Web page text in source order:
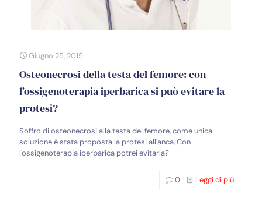
Giugno 25, 2015
Osteonecrosi della testa del femore: con
l’ossigenoterapia iperbarica si può evitare la
protesi?
Soffro di osteonecrosi alla testa del femore, come unica
soluzione è stata proposta la protesi all'anca, Con
l'ossigenoterapia iperbarica potrei evitarla?
0 Leggi di più